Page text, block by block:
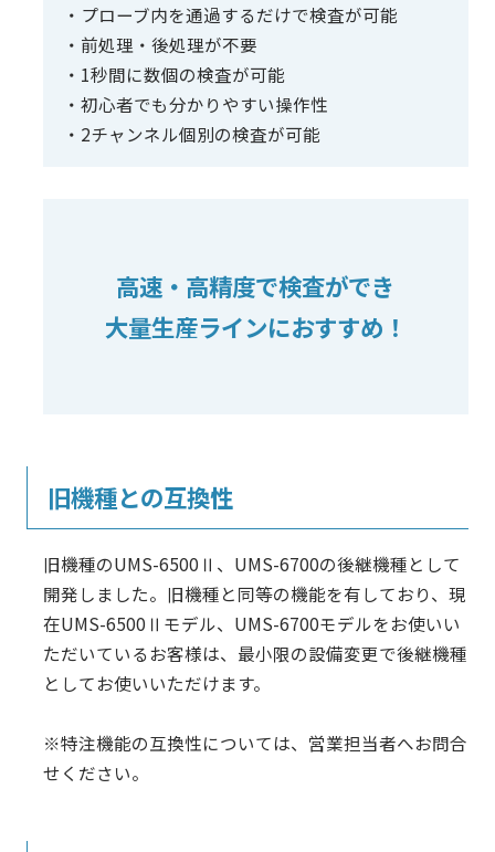
プローブ内を通過するだけで検査が可能
前処理・後処理が不要
1秒間に数個の検査が可能
初心者でも分かりやすい操作性
2チャンネル個別の検査が可能
高速・高精度で検査ができ
大量生産ラインにおすすめ！
旧機種との互換性
旧機種のUMS-6500Ⅱ、UMS-6700の後継機種として
開発しました。旧機種と同等の機能を有しており、現
在UMS-6500Ⅱモデル、UMS-6700モデルをお使いい
ただいているお客様は、最小限の設備変更で後継機種
としてお使いいただけます。
※特注機能の互換性については、営業担当者へお問合
せください。